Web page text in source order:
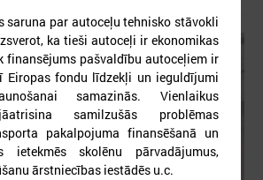
saruna par autoceļu tehnisko stāvokli
ka tieši autoceļi ir ekonomikas
finansējums pašvaldību autoceļiem ir
Eiropas fondu līdzekļi un ieguldījumi
samazinās. Vienlaikus
samilzušās problēmas
pakalpojuma finansēšanā un
ietekmēs skolēnu pārvadājumus,
ārstniecības iestādēs u.c.